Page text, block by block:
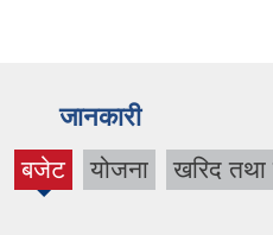
जानकारी
बजेट
(active
योजना खरिद तथा